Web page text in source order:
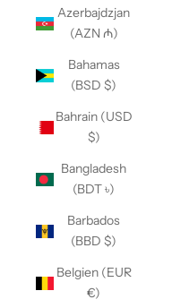
Azerbajdzjan
(AZN ₼)
Bahamas
(BSD $)
Bahrain (USD
$)
Bangladesh
(BDT ৳)
Barbados
(BBD $)
Belgien (EUR
€)